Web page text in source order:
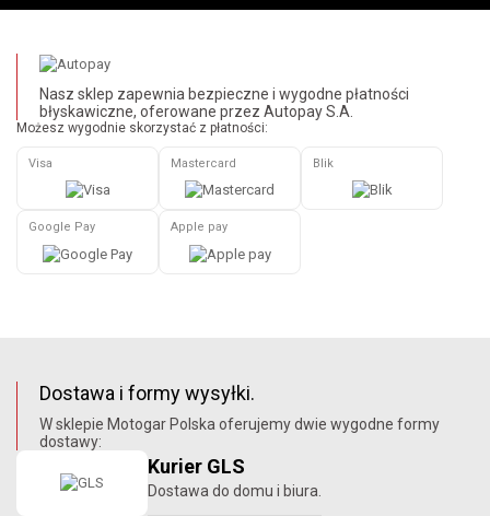
Nasz sklep zapewnia bezpieczne i wygodne płatności
błyskawiczne, oferowane przez Autopay S.A.
Możesz wygodnie skorzystać z płatności:
Visa Mastercard Blik
Google Pay Apple pay
Dostawa i formy wysyłki.
W sklepie Motogar Polska oferujemy dwie wygodne formy
dostawy:
Kurier GLS
Dostawa do domu i biura.